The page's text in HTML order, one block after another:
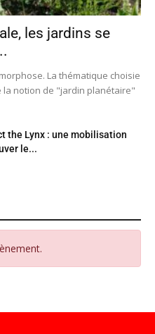
les jardins se
La thématique choisie
notion de "jardin planétaire"
the Lynx : une mobilisation
le...